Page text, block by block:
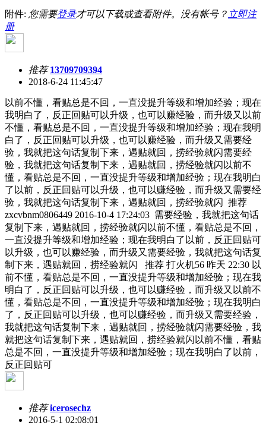
附件: 您需要登录才可以下载或查看附件。没有帐号？ 立即注
册
推荐13709709394
2018-6-24 11:45:47
以前不懂，看贴总是不回，一直没提升等级和增加经验；现在
我明白了，反正回贴可以升级，也可以赚经验，而升级又以前
不懂，看贴总是不回，一直没提升等级和增加经验；现在我明
白了，反正回贴可以升级，也可以赚经验，而升级又需要经
验，我就把这句话复制下来，遇贴就回，捞经验就闪需要经
验，我就把这句话复制下来，遇贴就回，捞经验就闪以前不
懂，看贴总是不回，一直没提升等级和增加经验；现在我明白
了以前，反正回贴可以升级，也可以赚经验，而升级又需要经
验，我就把这句话复制下来，遇贴就回，捞经验就闪 推荐
zxcvbnm0806449 2016-10-4 17:24:03 需要经验，我就把这句话
复制下来，遇贴就回，捞经验就闪以前不懂，看贴总是不回，
一直没提升等级和增加经验；现在我明白了以前，反正回贴可
以升级，也可以赚经验，而升级又需要经验，我就把这句话复
制下来，遇贴就回，捞经验就闪 推荐 打火机56 昨天 22:30 以
前不懂，看贴总是不回，一直没提升等级和增加经验；现在我
明白了，反正回贴可以升级，也可以赚经验，而升级又以前不
懂，看贴总是不回，一直没提升等级和增加经验；现在我明白
了，反正回贴可以升级，也可以赚经验，而升级又需要经验，
我就把这句话复制下来，遇贴就回，捞经验就闪需要经验，我
就把这句话复制下来，遇贴就回，捞经验就闪以前不懂，看贴
总是不回，一直没提升等级和增加经验；现在我明白了以前，
反正回贴可
推荐icerosechz
2016-5-1 02:08:01